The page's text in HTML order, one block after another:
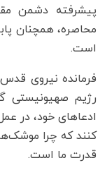
محاصره، همچنان
است.
فرمانده نیروی
رژیم صهیونیستی
ادعاهای خود، در
کنند که چرا
قدرت ما است.